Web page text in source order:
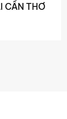
CẦN THƠ